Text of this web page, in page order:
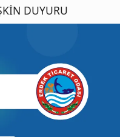
DUYURU